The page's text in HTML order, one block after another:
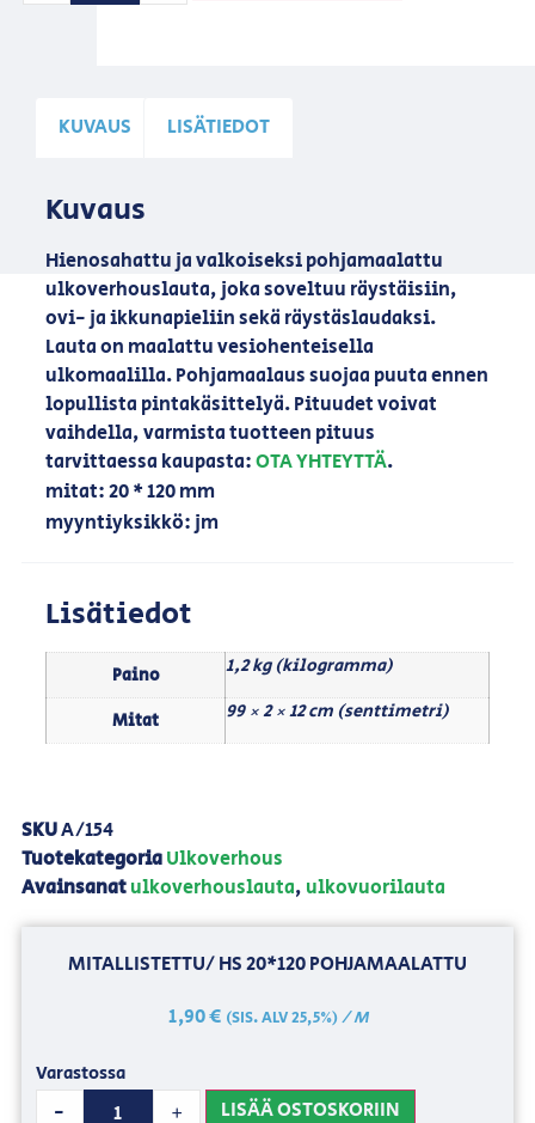
KUVAUS LISÄTIEDOT
Kuvaus
Hienosahattu ja valkoiseksi pohjamaalattu
ulkoverhouslauta, joka soveltuu räystäisiin,
ovi- ja ikkunapieliin sekä räystäslaudaksi.
Lauta on maalattu vesiohenteisella
ulkomaalilla. Pohjamaalaus suojaa puuta ennen
lopullista pintakäsittelyä. Pituudet voivat
vaihdella, varmista tuotteen pituus
tarvittaessa kaupasta:OTA YHTEYTTÄ.
mitat: 20 * 120 mm
myyntiyksikkö: jm
Lisätiedot
Paino 1,2 kg (kilogramma)
Mitat 99 × 2 × 12 cm (senttimetri)
SKUA/154
TuotekategoriaUlkoverhous
Avainsanatulkoverhouslauta, ulkovuorilauta
MITALLISTETTU/ HS 20*120 POHJAMAALATTU
1,90€ (SIS. ALV 25,5%)/ M
Varastossa
- + LISÄÄ OSTOSKORIIN